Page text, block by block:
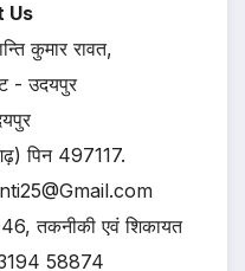
Us
कुमार रावत,
- उदयपुर
पिन 497117.
तकनीकी एवं शिकायत
58874